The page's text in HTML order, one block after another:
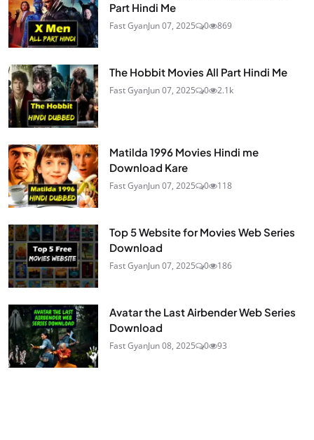
Part Hindi Me
Fast GyanJun 07, 2025 0 869
The Hobbit Movies All Part Hindi Me
Fast GyanJun 07, 2025 0 2.1k
Matilda 1996 Movies Hindi me
Download Kare
Fast GyanJun 07, 2025 0 118
Top 5 Website for Movies Web Series
Download
Fast GyanJun 07, 2025 0 186
Avatar the Last Airbender Web Series
Download
Fast GyanJun 08, 2025 0 93